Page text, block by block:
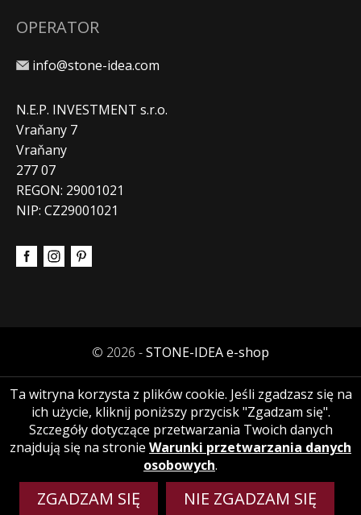
OPERATOR
info@stone-idea.com
N.E.P. INVESTMENT s.r.o.
Vraňany 7
Vraňany
277 07
REGON: 29001021
NIP: CZ29001021
© 2026 -STONE-IDEA e-shop
Ta witryna korzysta z plików cookie. Jeśli zgadzasz się na
ich użycie, kliknij poniższy przycisk "Zgadzam się".
Szczegóły dotyczące przetwarzania Twoich danych
znajdują się na stronie Warunki przetwarzania danych
osobowych.